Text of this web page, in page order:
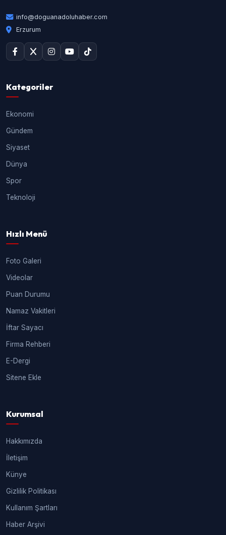
info@doguanadoluhaber.com
Erzurum
Kategoriler
Ekonomi
Gündem
Siyaset
Dünya
Spor
Teknoloji
Hızlı Menü
Foto Galeri
Videolar
Puan Durumu
Namaz Vakitleri
İftar Sayacı
Firma Rehberi
E-Dergi
Sitene Ekle
Kurumsal
Hakkımızda
İletişim
Künye
Gizlilik Politikası
Kullanım Şartları
Haber Arşivi